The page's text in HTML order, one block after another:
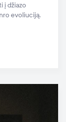
į džiazo
evoliuciją.